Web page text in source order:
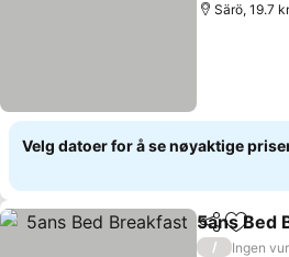
Särö, 19.7
Velg datoer for å se nøyaktige
Del Legg
5ans Bed
/
Ingen